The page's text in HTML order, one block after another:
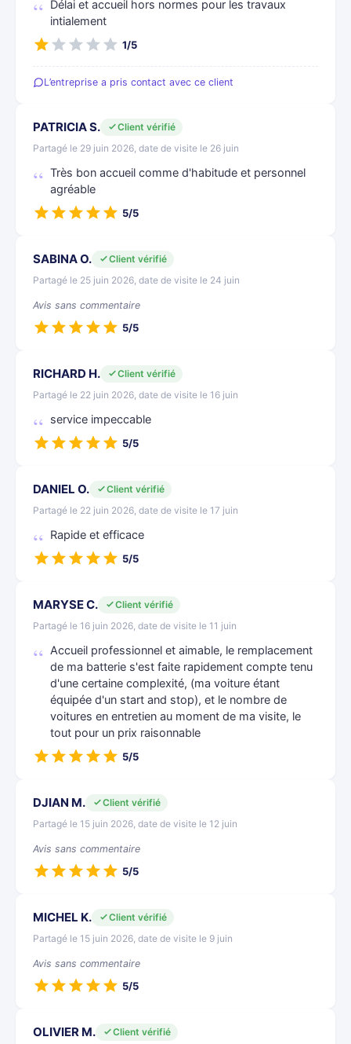
Délai et accueil hors normes pour les travaux
intialement
1/5
L’entreprise a pris contact avec ce client
PATRICIA S.
Client vérifié
Partagé le 29 juin 2026, date de visite le 26 juin
Très bon accueil comme d'habitude et personnel
agréable
5/5
SABINA O.
Client vérifié
Partagé le 25 juin 2026, date de visite le 24 juin
Avis sans commentaire
5/5
RICHARD H.
Client vérifié
Partagé le 22 juin 2026, date de visite le 16 juin
service impeccable
5/5
DANIEL O.
Client vérifié
Partagé le 22 juin 2026, date de visite le 17 juin
Rapide et efficace
5/5
MARYSE C.
Client vérifié
Partagé le 16 juin 2026, date de visite le 11 juin
Accueil professionnel et aimable, le remplacement
de ma batterie s'est faite rapidement compte tenu
d'une certaine complexité, (ma voiture étant
équipée d'un start and stop), et le nombre de
voitures en entretien au moment de ma visite, le
tout pour un prix raisonnable
5/5
DJIAN M.
Client vérifié
Partagé le 15 juin 2026, date de visite le 12 juin
Avis sans commentaire
5/5
MICHEL K.
Client vérifié
Partagé le 15 juin 2026, date de visite le 9 juin
Avis sans commentaire
5/5
OLIVIER M. Client vérifié